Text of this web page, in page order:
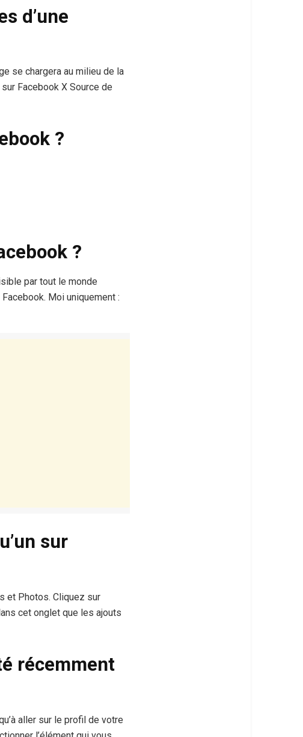
d’une
se chargera au milieu de la
Facebook X Source de
?
?
par tout le monde
Moi uniquement :
sur
et Photos. Cliquez sur
cet onglet que les ajouts
récemment
aller sur le profil de votre